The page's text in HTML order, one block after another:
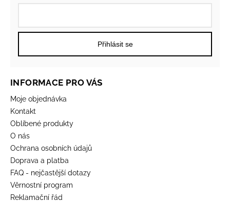
Přihlásit se
INFORMACE PRO VÁS
Moje objednávka
Kontakt
Oblíbené produkty
O nás
Ochrana osobních údajů
Doprava a platba
FAQ - nejčastější dotazy
Věrnostní program
Reklamační řád